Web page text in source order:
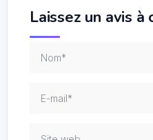
Laissez un avis à